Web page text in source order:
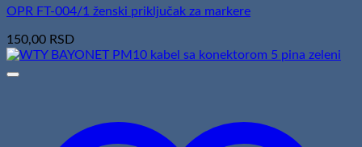
OPR FT-004/1 ženski priključak za markere
150,00 RSD